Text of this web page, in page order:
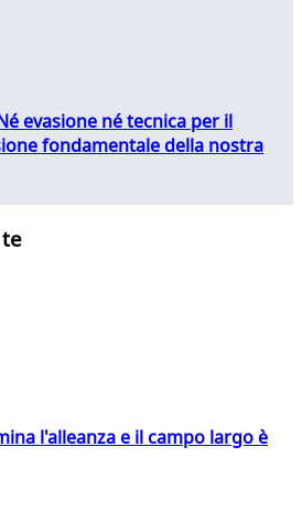
evasione né tecnica per il
fondamentale della nostra
l'alleanza e il campo largo è